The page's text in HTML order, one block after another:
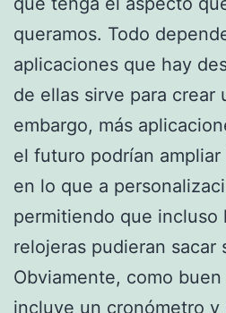
queramos. Todo
aplicaciones que hay
de ellas sirve para crear
embargo, más
el futuro podrían
en lo que a
permitiendo que incluso
relojeras pudieran sacar
Obviamente, como
incluye un cronómetro y